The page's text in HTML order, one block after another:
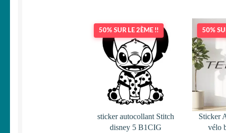
50% SUR LE 2ÈME !!
sticker autocollant Stitch
disney 5 B1CIG
50%
Sticker
vélo